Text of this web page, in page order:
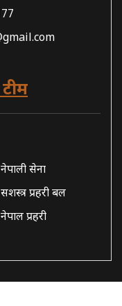
नेपाली सेना
सशस्त्र प्रहरी बल
नेपाल प्रहरी